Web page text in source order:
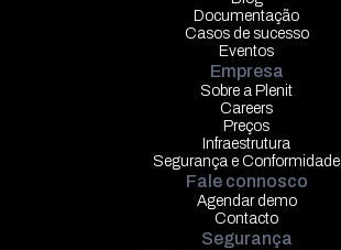
Documentação
Casos de sucesso
Eventos
Empresa
Sobre a Plenit
Careers
Preços
Infraestrutura
Segurança e Conformidade
Fale connosco
Agendar demo
Contacto
Segurança